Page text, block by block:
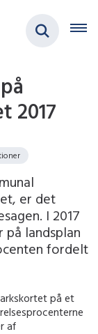
2017
er det
I 2017
landsplan
fordelt
på et
af